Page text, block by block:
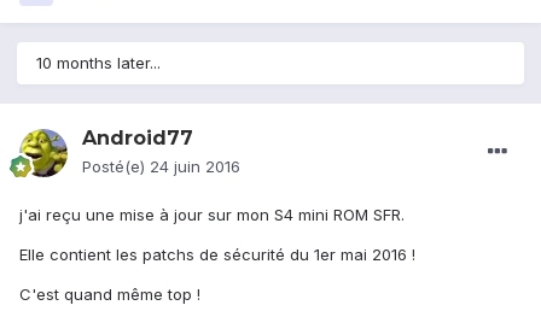
10 months later...
Android77
Posté(e) 24 juin 2016
j'ai reçu une mise à jour sur mon S4 mini ROM SFR.
Elle contient les patchs de sécurité du 1er mai 2016 !
C'est quand même top !